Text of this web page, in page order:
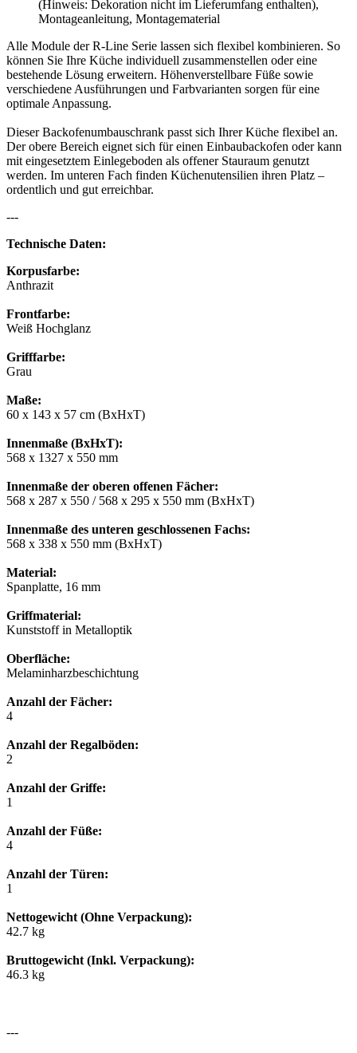
(Hinweis: Dekoration nicht im Lieferumfang enthalten),
Montageanleitung, Montagematerial
Alle Module der R-Line Serie lassen sich flexibel kombinieren. So
können Sie Ihre Küche individuell zusammenstellen oder eine
bestehende Lösung erweitern. Höhenverstellbare Füße sowie
verschiedene Ausführungen und Farbvarianten sorgen für eine
optimale Anpassung.
Dieser Backofenumbauschrank passt sich Ihrer Küche flexibel an.
Der obere Bereich eignet sich für einen Einbaubackofen oder kann
mit eingesetztem Einlegeboden als offener Stauraum genutzt
werden. Im unteren Fach finden Küchenutensilien ihren Platz –
ordentlich und gut erreichbar.
---
Technische Daten:
Korpusfarbe:
Anthrazit
Frontfarbe:
Weiß Hochglanz
Grifffarbe:
Grau
Maße:
60 x 143 x 57 cm (BxHxT)
Innenmaße (BxHxT):
568 x 1327 x 550 mm
Innenmaße der oberen offenen Fächer:
568 x 287 x 550 / 568 x 295 x 550 mm (BxHxT)
Innenmaße des unteren geschlossenen Fachs:
568 x 338 x 550 mm (BxHxT)
Material:
Spanplatte, 16 mm
Griffmaterial:
Kunststoff in Metalloptik
Oberfläche:
Melaminharzbeschichtung
Anzahl der Fächer:
4
Anzahl der Regalböden:
2
Anzahl der Griffe:
1
Anzahl der Füße:
4
Anzahl der Türen:
1
Nettogewicht (Ohne Verpackung):
42.7 kg
Bruttogewicht (Inkl. Verpackung):
46.3 kg
---